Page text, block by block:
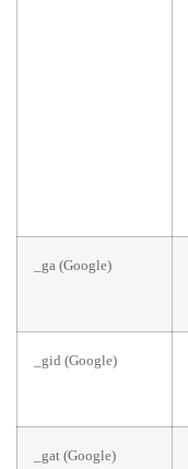
_ga (Google)
_gid (Google)
_gat (Google)